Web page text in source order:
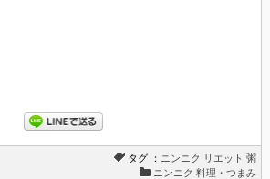
タグ ： ニンニク リエット 粥
ニンニク 料理・つまみ